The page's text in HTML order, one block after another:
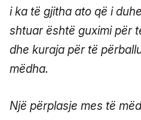
i ka të gjitha ato që i
shtuar është guximi për
dhe kuraja për të
mëdha.
Një përplasje mes të